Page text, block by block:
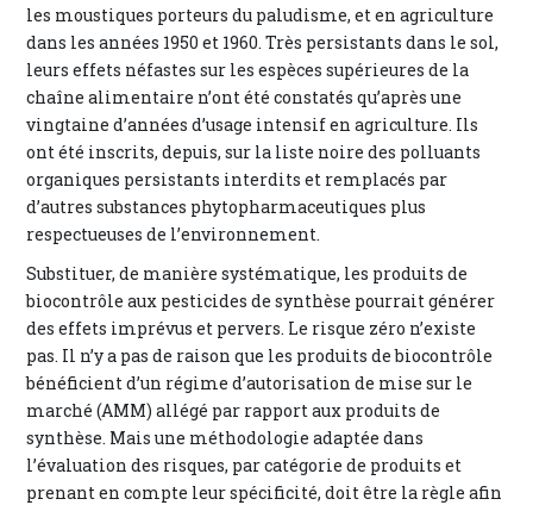
les moustiques porteurs du paludisme, et en agriculture
dans les années 1950 et 1960. Très persistants dans le sol,
leurs effets néfastes sur les espèces supérieures de la
chaîne alimentaire n’ont été constatés qu’après une
vingtaine d’années d’usage intensif en agriculture. Ils
ont été inscrits, depuis, sur la liste noire des polluants
organiques persistants interdits et remplacés par
d’autres substances phytopharmaceutiques plus
respectueuses de l’environnement.
Substituer, de manière systématique, les produits de
biocontrôle aux pesticides de synthèse pourrait générer
des effets imprévus et pervers. Le risque zéro n’existe
pas. Il n’y a pas de raison que les produits de biocontrôle
bénéficient d’un régime d’autorisation de mise sur le
marché (AMM) allégé par rapport aux produits de
synthèse. Mais une méthodologie adaptée dans
l’évaluation des risques, par catégorie de produits et
prenant en compte leur spécificité, doit être la règle afin